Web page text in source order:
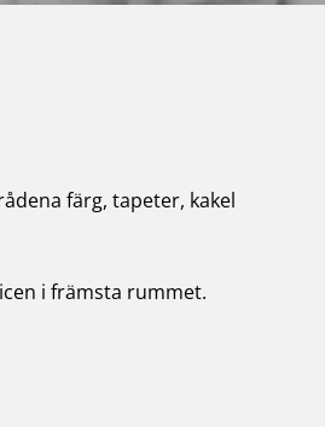
färg, tapeter, kakel
i främsta rummet.